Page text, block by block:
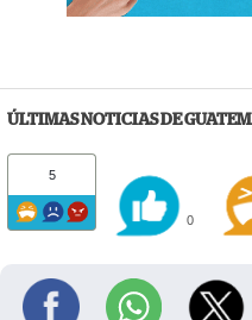
ÚLTIMAS NOTICIAS DE
5
0